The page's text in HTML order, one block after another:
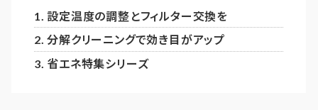
設定温度の調整とフィルター交換を
分解クリーニングで効き目がアップ
省エネ特集シリーズ